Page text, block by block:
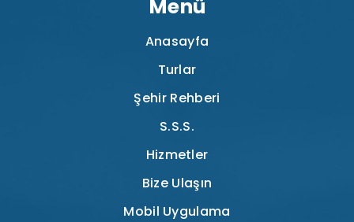
Menü
Anasayfa
Turlar
Şehir Rehberi
S.S.S.
Hizmetler
Bize Ulaşın
Mobil Uygulama